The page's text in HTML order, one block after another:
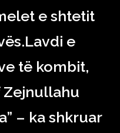
e shtetit
e
të kombit,
Zejnullahu
– ka shkruar